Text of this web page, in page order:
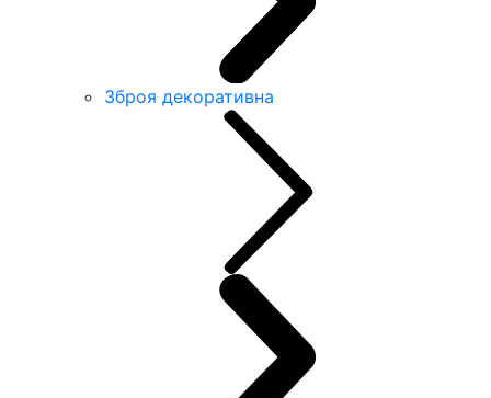
Зброя декоративна